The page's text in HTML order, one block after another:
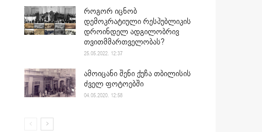
როგორ იცნობ
დემოკრატიული რესპუბლიკის
დროინდელ ადგილობრივ
თვითმმართველობას?
25.05.2022. 12:37
ამოიცანი შენი ქუჩა თბილისის
ძველ ფოტოებში
04.05.2020. 12:58